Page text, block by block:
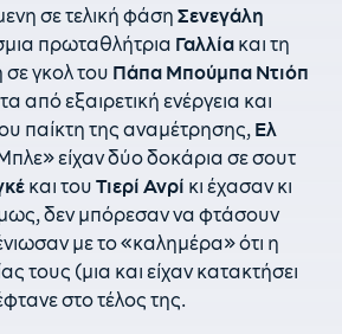
σε τελική φάση Σενεγάλη
πρωταθλήτρια Γαλλία και τη
γκολ του Πάπα Μπούμπα Ντιόπ
από εξαιρετική ενέργεια και
παίκτη της αναμέτρησης,Ελ
είχαν δύο δοκάρια σε σουτ
και του Τιερί Ανρί κι έχασαν κι
δεν μπόρεσαν να φτάσουν
με το «καλημέρα» ότι η
τους (μια και είχαν κατακτήσει
στο τέλος της.